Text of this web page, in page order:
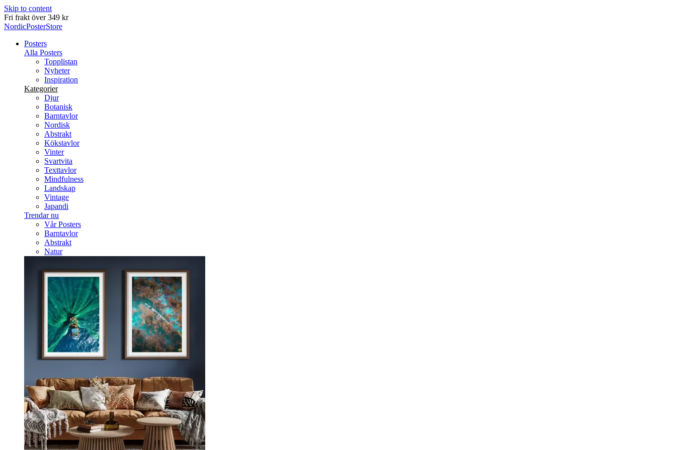
Skip to content
Fri frakt över 349 kr
NordicPosterStore
Posters
Alla Posters
Topplistan
Nyheter
Inspiration
Kategorier
Djur
Botanisk
Barntavlor
Nordisk
Abstrakt
Kökstavlor
Vinter
Svartvita
Texttavlor
Mindfulness
Landskap
Vintage
Japandi
Trendar nu
Vår Posters
Barntavlor
Abstrakt
Natur